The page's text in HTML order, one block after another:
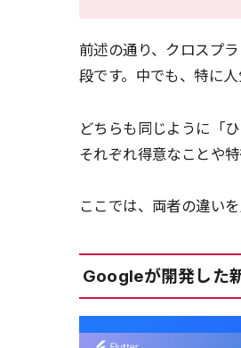
前述の通り、クロスプ
段です。中でも、特に
どちらも同じように「
それぞれ得意なことや特
ここでは、両者の違い
Googleが開発した